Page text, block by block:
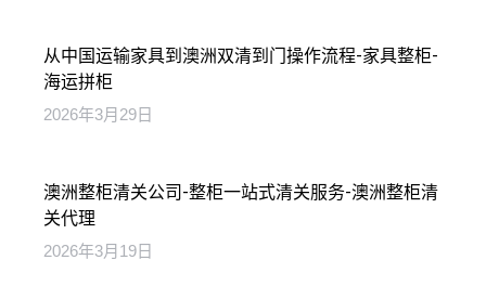
从中国运输家具到澳洲双清到门操作流程-家具整柜-
海运拼柜
2026年3月29日
澳洲整柜清关公司-整柜一站式清关服务-澳洲整柜清
关代理
2026年3月19日